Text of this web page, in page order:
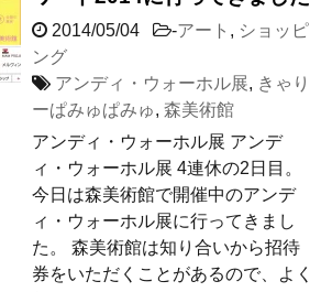
2014/05/04 -アート , ショッピ
ング
アンディ・ウォーホル展, きゃり
ーぱみゅぱみゅ, 森美術館
アンディ・ウォーホル展 アンデ
ィ・ウォーホル展 4連休の2日目。
今日は森美術館で開催中のアンデ
ィ・ウォーホル展に行ってきまし
た。 森美術館は知り合いから招待
券をいただくことがあるので、よく